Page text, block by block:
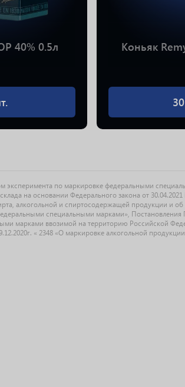
40% 0.5л Коньяк
эксперимента по маркировке федеральными
на основании Федерального закона от
алкогольной и спиртосодержащей продукции и
специальными марками», Постановления
марками ввозимой на территорию Российской
« 2348 «О маркировке алкогольной